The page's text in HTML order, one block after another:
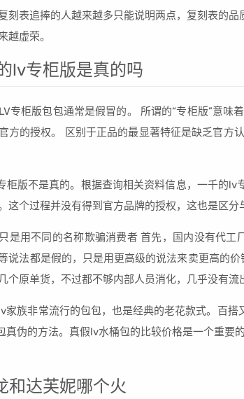
刻表追捧的人越来越多只能说明两点，复刻表的
越虚荣。
lv专柜版是真的吗
专柜版包包通常是假冒的。 所谓的“专柜版”意味
方的授权。 区别于正品的最显著特征是缺乏官方
柜版不是真的。根据查询相关资料信息，一千的
这个过程并没有得到官方品牌的授权，这也是区分
是用不同的名称欺骗消费者 首先，国内没有代
说法都是假的，只是用更高级的说法来卖更高的
个原单货，不过都不够内部人员消化，几乎没有流
家族非常流行的包包，也是经典的老花款式。百
真伪的方法。真假lv水桶包的比较价格是一个重
和达芙妮哪个火